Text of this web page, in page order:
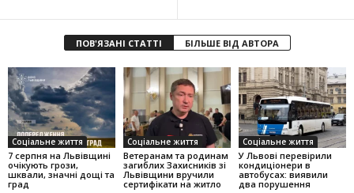
ПОВ'ЯЗАНІ СТАТТІ БІЛЬШЕ ВІД АВТОРА
Соціальне життя
7 серпня на Львівщині
очікують грози,
шквали, значні дощі та
град
Соціальне життя
Ветеранам та родинам
загиблих Захисників зі
Львівщини вручили
сертифікати на житло
Соціальне життя
У Львові перевірили
кондиціонери в
автобусах: виявили
два порушення